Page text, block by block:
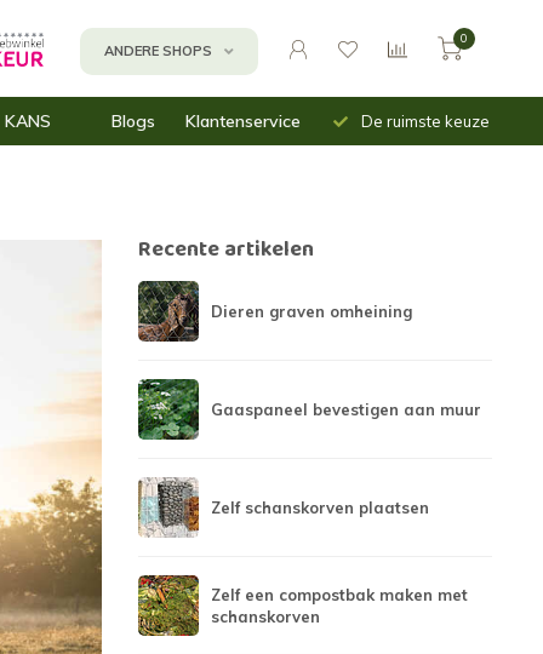
ANDERE SHOPS
0
KANS Blogs Klantenservice
leverbaar
verzending
De ruimste keuze
Recente artikelen
Dieren graven omheining
Gaaspaneel bevestigen aan muur
Zelf schanskorven plaatsen
Zelf een compostbak maken met
schanskorven